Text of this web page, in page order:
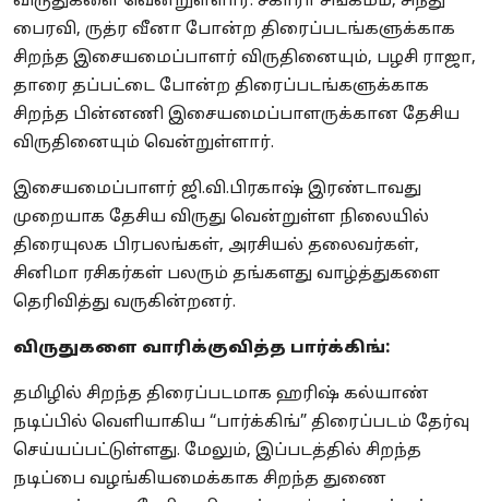
பைரவி, ருத்ர வீனா போன்ற திரைப்படங்களுக்காக
சிறந்த இசையமைப்பாளர் விருதினையும், பழசி ராஜா,
தாரை தப்பட்டை போன்ற திரைப்படங்களுக்காக
சிறந்த பின்னணி இசையமைப்பாளருக்கான தேசிய
விருதினையும் வென்றுள்ளார்.
இசையமைப்பாளர் ஜி.வி.பிரகாஷ் இரண்டாவது
முறையாக தேசிய விருது வென்றுள்ள நிலையில்
திரையுலக பிரபலங்கள், அரசியல் தலைவர்கள்,
சினிமா ரசிகர்கள் பலரும் தங்களது வாழ்த்துகளை
தெரிவித்து வருகின்றனர்.
விருதுகளை வாரிக்குவித்த பார்க்கிங்:
தமிழில் சிறந்த திரைப்படமாக ஹரிஷ் கல்யாண்
நடிப்பில் வெளியாகிய “பார்க்கிங்” திரைப்படம் தேர்வு
செய்யப்பட்டுள்ளது. மேலும், இப்படத்தில் சிறந்த
நடிப்பை வழங்கியமைக்காக சிறந்த துணை